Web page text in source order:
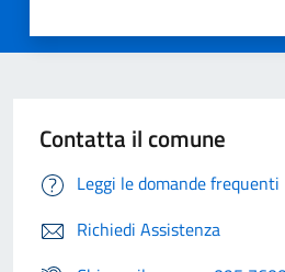
Contatta il comune
Leggi le domande frequenti
Richiedi Assistenza